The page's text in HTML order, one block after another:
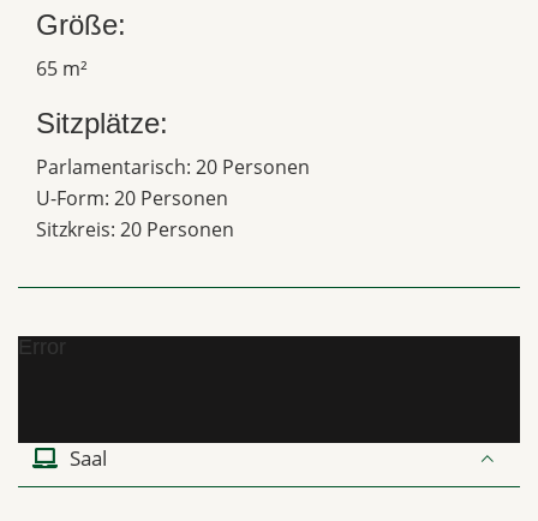
Größe:
65 m²
Sitzplätze:
Parlamentarisch: 20 Personen
U-Form: 20 Personen
Sitzkreis: 20 Personen
Error
Saal